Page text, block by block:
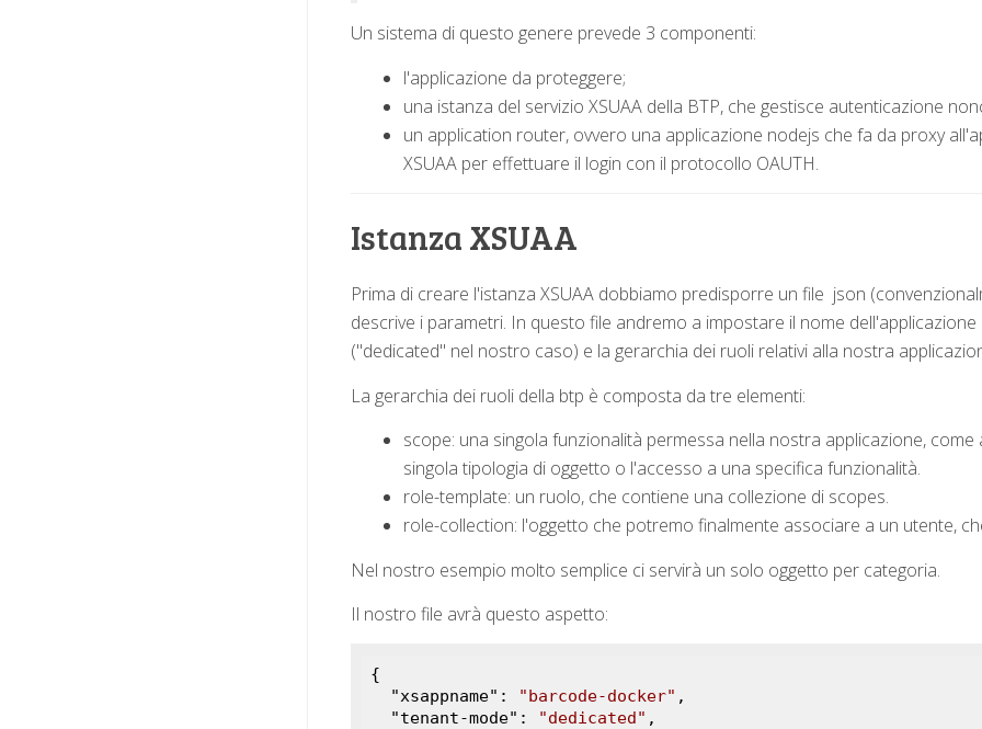
Un sistema di questo genere prevede 3 componenti:
l'applicazione da proteggere;
una istanza del servizio XSUAA della BTP, che gestisce autenticazione
un application router, ovvero una applicazione nodejs che fa da proxy
XSUAA per effettuare il login con il protocollo OAUTH.
Istanza XSUAA
Prima di creare l'istanza XSUAA dobbiamo predisporre un file json
descrive i parametri. In questo file andremo a impostare il nome
("dedicated" nel nostro caso) e la gerarchia dei ruoli relativi alla nostra
La gerarchia dei ruoli della btp è composta da tre elementi:
scope: una singola funzionalità permessa nella nostra applicazione,
singola tipologia di oggetto o l'accesso a una specifica funzionalità.
role-template: un ruolo, che contiene una collezione di scopes.
role-collection: l'oggetto che potremo finalmente associare a un utente,
Nel nostro esempio molto semplice ci servirà un solo oggetto per categoria.
Il nostro file avrà questo aspetto:
{
  "
xsappname": "barcode-docker" ,
  "
tenant-mode": "dedicated" ,